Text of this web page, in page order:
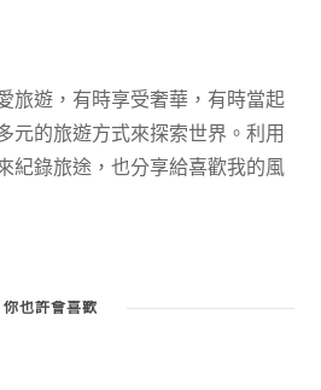
旅遊，有時享受奢華，有時當起
元的旅遊方式來探索世界。利用
紀錄旅途，也分享給喜歡我的風
你也許會喜歡